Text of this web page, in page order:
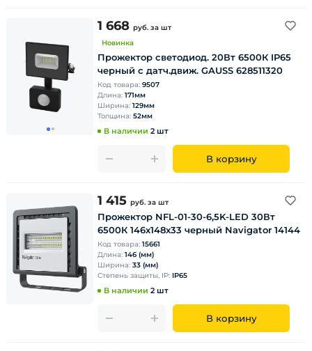
1 668 руб. за шт
Новинка
Прожектор светодиод. 20Вт 6500К IP65
черный с датч.движ. GAUSS 628511320
Код товара: 9507
Длина: 171мм
Ширина: 129мм
Толщина: 52мм
В наличии 2 шт
В корзину
1 415 руб. за шт
Прожектор NFL-01-30-6,5K-LED 30Вт
6500К 146х148х33 черный Navigator 14144
Код товара: 15661
Длина: 146 (мм)
Ширина: 33 (мм)
Степень защиты, IP: IP65
В наличии 2 шт
В корзину